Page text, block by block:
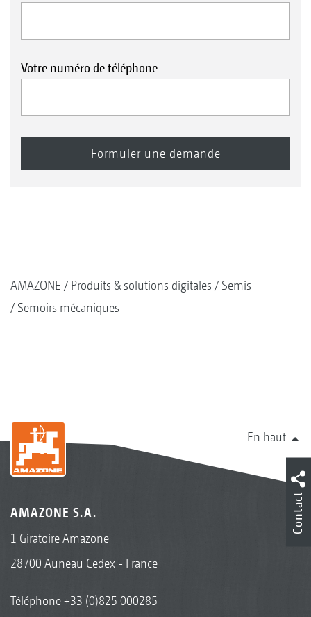
Votre numéro de téléphone
AMAZONE Produits & solutions digitales
Semis
Semoirs mécaniques
En haut
AMAZONE S.A.
1 Giratoire Amazone
28700 Auneau Cedex - France
Téléphone+33 (0)825 000285
Contact